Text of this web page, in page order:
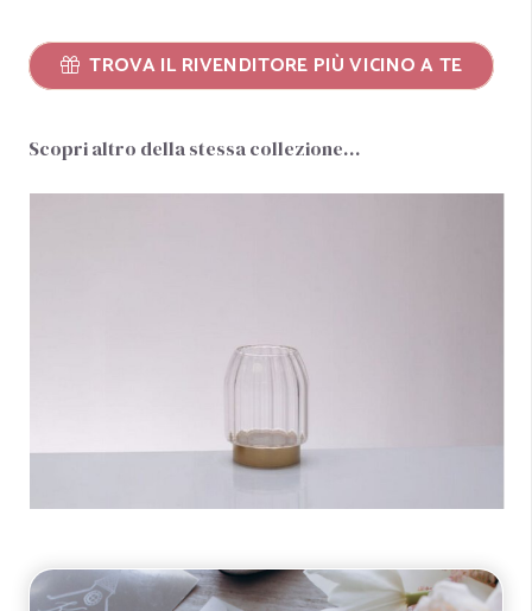
TROVA IL RIVENDITORE PIÙ VICINO A TE
Scopri altro della stessa collezione…